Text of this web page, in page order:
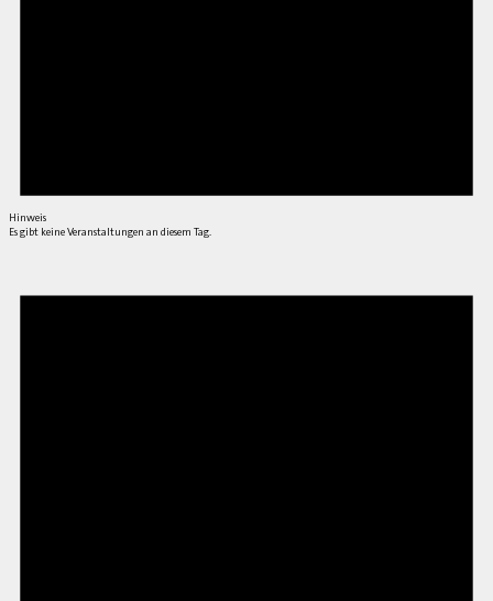
Hinweis
Es gibt keine Veranstaltungen an diesem Tag.